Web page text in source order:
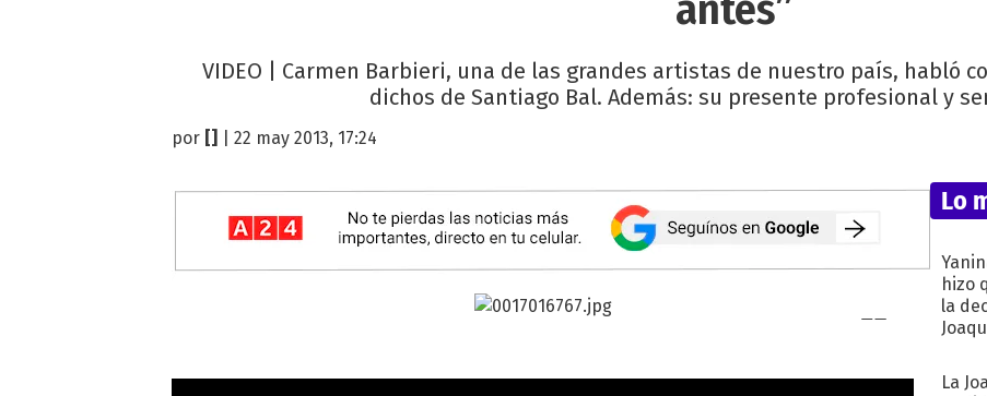
VIDEO | Carmen Barbieri, una de las grandes artistas de nuestro país, habló
dichos de Santiago Bal. Además: su presente profesional y
por | 22 may 2013, 17:24
Lo
hizo
la
La